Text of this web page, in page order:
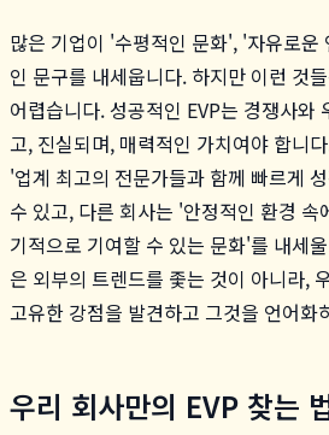
많은 기업이 '수평적인 문화', '자유로운
인 문구를 내세웁니다. 하지만 이런 것
어렵습니다. 성공적인 EVP는 경쟁사와
고, 진실되며, 매력적인 가치여야 합니
'업계 최고의 전문가들과 함께 빠르게
수 있고, 다른 회사는 '안정적인 환경 속
기적으로 기여할 수 있는 문화'를 내세
은 외부의 트렌드를 좇는 것이 아니라,
고유한 강점을 발견하고 그것을 언어화
우리 회사만의 EVP 찾는